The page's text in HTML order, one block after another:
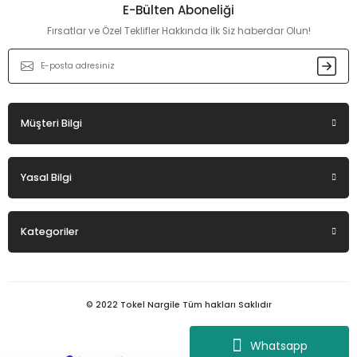
Whatsapp
Ürün fiyatı diğer sitelerden daha pahalı.
Bu ürüne benzer farklı alternatifler olmalı.
E-Bülten Aboneliği
Fırsatlar ve Özel Teklifler Hakkında İlk Siz haberdar Olun!
Müşteri Bilgi
Yasal Bilgi
Kategoriler
© 2022 Tokel Nargile Tüm hakları Saklıdır